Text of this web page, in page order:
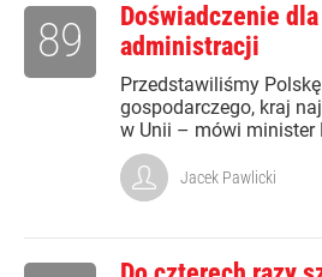
Doświadczenie
administracji
Przedstawiliśmy
gospodarczego, kraj
w Unii – mówi minister
89
Jacek Pawlicki